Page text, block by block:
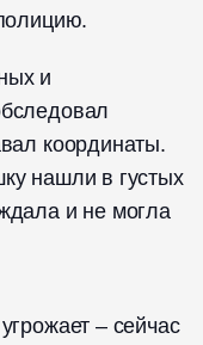
и
координаты.
нашли в густых
и не могла
– сейчас